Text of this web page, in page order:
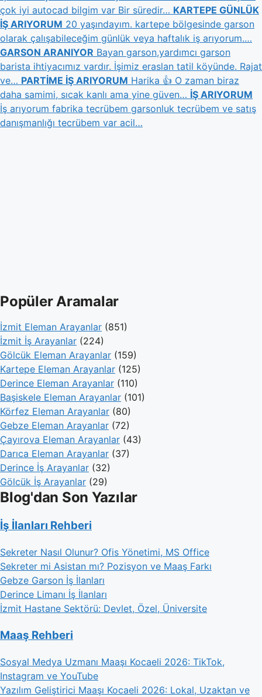
çok iyi autocad bilgim var Bir süredir… KARTEPE GÜNLÜK
İŞ ARIYORUM 20 yaşındayım. kartepe bölgesinde garson
olarak çalışabileceğim günlük veya haftalık iş arıyorum.…
GARSON ARANIYOR Bayan garson,yardımcı garson
barista ihtiyacımız vardır. İşimiz eraslan tatil köyünde. Rajat
ve… PARTİME İŞ ARIYORUM Harika 👍 O zaman biraz
daha samimi, sıcak kanlı ama yine güven… İŞ ARIYORUM
İş arıyorum fabrika tecrübem garsonluk tecrübem ve satış
danışmanlığı tecrübem var acil…
Popüler Aramalar
İzmit Eleman Arayanlar (851)
İzmit İş Arayanlar (224)
Gölcük Eleman Arayanlar (159)
Kartepe Eleman Arayanlar (125)
Derince Eleman Arayanlar (110)
Başiskele Eleman Arayanlar (101)
Körfez Eleman Arayanlar (80)
Gebze Eleman Arayanlar (72)
Çayırova Eleman Arayanlar (43)
Darıca Eleman Arayanlar (37)
Derince İş Arayanlar (32)
Gölcük İş Arayanlar (29)
Blog'dan Son Yazılar
İş İlanları Rehberi
Sekreter Nasıl Olunur? Ofis Yönetimi, MS Office
Sekreter mi Asistan mı? Pozisyon ve Maaş Farkı
Gebze Garson İş İlanları
Derince Limanı İş İlanları
İzmit Hastane Sektörü: Devlet, Özel, Üniversite
Maaş Rehberi
Sosyal Medya Uzmanı Maaşı Kocaeli 2026: TikTok,
Instagram ve YouTube
Yazılım Geliştirici Maaşı Kocaeli 2026: Lokal, Uzaktan ve